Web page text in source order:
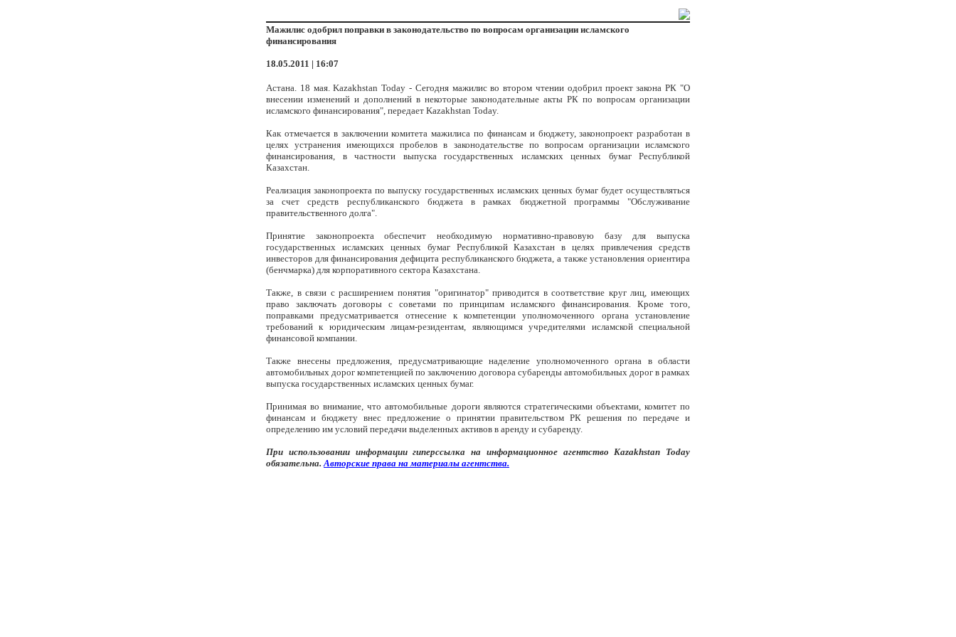
Мажилис одобрил поправки в законодательство по вопросам организации исламского
финансирования
18.05.2011 | 16:07
Астана. 18 мая. Kazakhstan Today - Сегодня мажилис во втором чтении одобрил проект закона РК "О
внесении изменений и дополнений в некоторые законодательные акты РК по вопросам организации
исламского финансирования", передает Kazakhstan Today.
Как отмечается в заключении комитета мажилиса по финансам и бюджету, законопроект разработан в
целях устранения имеющихся пробелов в законодательстве по вопросам организации исламского
финансирования, в частности выпуска государственных исламских ценных бумаг Республикой
Казахстан.
Реализация законопроекта по выпуску государственных исламских ценных бумаг будет осуществляться
за счет средств республиканского бюджета в рамках бюджетной программы "Обслуживание
правительственного долга".
Принятие законопроекта обеспечит необходимую нормативно-правовую базу для выпуска
государственных исламских ценных бумаг Республикой Казахстан в целях привлечения средств
инвесторов для финансирования дефицита республиканского бюджета, а также установления ориентира
(бенчмарка) для корпоративного сектора Казахстана.
Также, в связи с расширением понятия "оригинатор" приводится в соответствие круг лиц, имеющих
право заключать договоры с советами по принципам исламского финансирования. Кроме того,
поправками предусматривается отнесение к компетенции уполномоченного органа установление
требований к юридическим лицам-резидентам, являющимся учредителями исламской специальной
финансовой компании.
Также внесены предложения, предусматривающие наделение уполномоченного органа в области
автомобильных дорог компетенцией по заключению договора субаренды автомобильных дорог в рамках
выпуска государственных исламских ценных бумаг.
Принимая во внимание, что автомобильные дороги являются стратегическими объектами, комитет по
финансам и бюджету внес предложение о принятии правительством РК решения по передаче и
определению им условий передачи выделенных активов в аренду и субаренду.
При использовании информациигиперссылка на информационное агентствоKazakhstan Today
обязательна. Авторские права на материалы агентства.